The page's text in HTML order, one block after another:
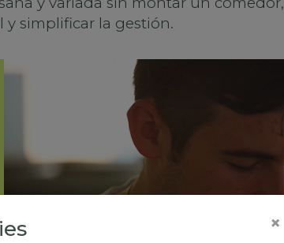
y simplificar la gestión.
×